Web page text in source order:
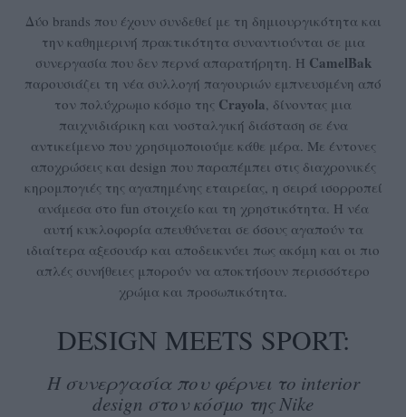
Δύο brands που έχουν συνδεθεί με τη δημιουργικότητα και
την καθημερινή πρακτικότητα συναντιούνται σε μια
συνεργασία που δεν περνά απαρατήρητη. Η CamelBak
παρουσιάζει τη νέα συλλογή παγουριών εμπνευσμένη από
τον πολύχρωμο κόσμο της Crayola , δίνοντας μια
παιχνιδιάρικη και νοσταλγική διάσταση σε ένα
αντικείμενο που χρησιμοποιούμε κάθε μέρα. Με έντονες
αποχρώσεις και design που παραπέμπει στις διαχρονικές
κηρομπογιές της αγαπημένης εταιρείας, η σειρά ισορροπεί
ανάμεσα στο fun στοιχείο και τη χρηστικότητα. Η νέα
αυτή κυκλοφορία απευθύνεται σε όσους αγαπούν τα
ιδιαίτερα αξεσουάρ και αποδεικνύει πως ακόμη και οι πιο
απλές συνήθειες μπορούν να αποκτήσουν περισσότερο
χρώμα και προσωπικότητα.
DESIGN MEETS SPORT:
Η συνεργασία που φέρνει το interior
design στον κόσμο της Nike